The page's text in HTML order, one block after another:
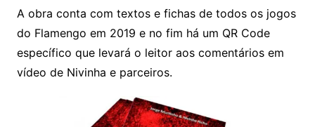
A obra conta com textos e fichas de todos os jogos
do Flamengo em 2019 e no fim há um QR Code
específico que levará o leitor aos comentários em
vídeo de Nivinha e parceiros.